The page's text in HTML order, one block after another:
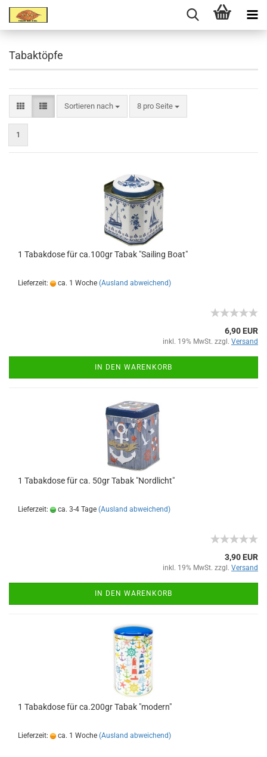
Tabaktöpfe
Sortieren nach 8 pro Seite
1
1 Tabakdose für ca.100gr Tabak "Sailing Boat"
Lieferzeit: ca. 1 Woche (Ausland abweichend)
6,90 EUR
inkl. 19% MwSt. zzgl. Versand
IN DEN WARENKORB
1 Tabakdose für ca. 50gr Tabak "Nordlicht"
Lieferzeit: ca. 3-4 Tage (Ausland abweichend)
3,90 EUR
inkl. 19% MwSt. zzgl. Versand
IN DEN WARENKORB
1 Tabakdose für ca.200gr Tabak "modern"
Lieferzeit: ca. 1 Woche (Ausland abweichend)